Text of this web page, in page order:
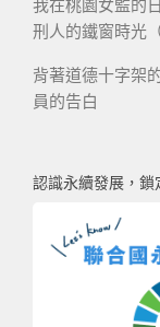
我在桃園女監的
刑人的鐵窗時光（
背著道德十字架
員的告白
認識永續發展，鎖